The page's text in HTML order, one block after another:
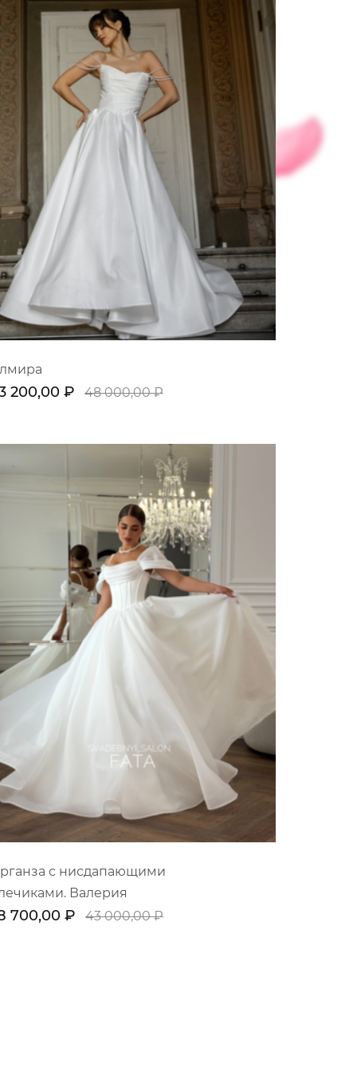
200,00 ₽ 48 000,00 ₽
с нисдапающими
Валерия
700,00 ₽ 43 000,00 ₽